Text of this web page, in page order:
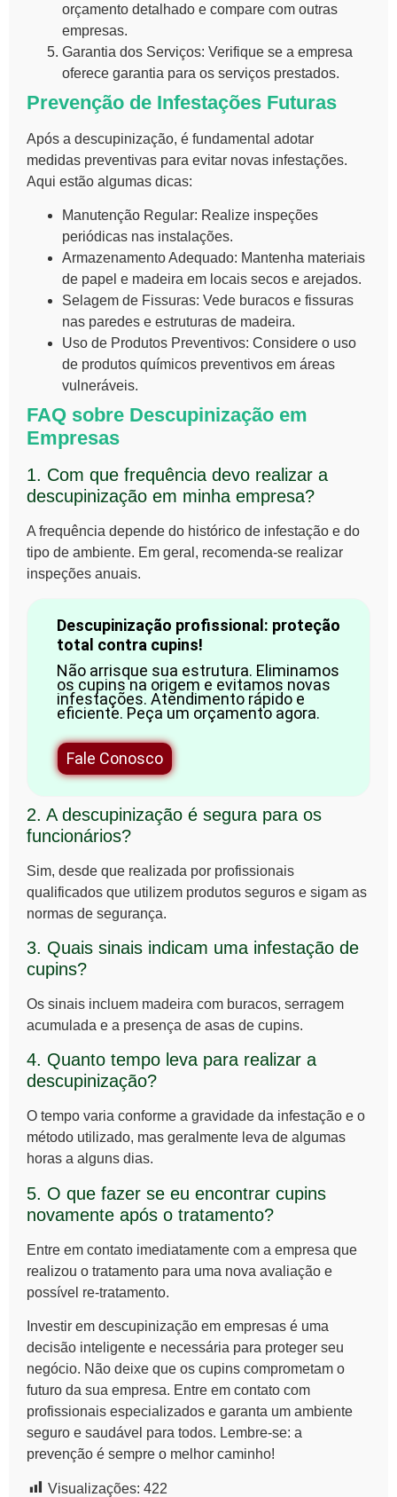
orçamento detalhado e compare com outras
empresas.
Garantia dos Serviços: Verifique se a empresa
oferece garantia para os serviços prestados.
Prevenção de Infestações Futuras
Após a descupinização, é fundamental adotar
medidas preventivas para evitar novas infestações.
Aqui estão algumas dicas:
Manutenção Regular: Realize inspeções
periódicas nas instalações.
Armazenamento Adequado: Mantenha materiais
de papel e madeira em locais secos e arejados.
Selagem de Fissuras: Vede buracos e fissuras
nas paredes e estruturas de madeira.
Uso de Produtos Preventivos: Considere o uso
de produtos químicos preventivos em áreas
vulneráveis.
FAQ sobre Descupinização em
Empresas
1. Com que frequência devo realizar a
descupinização em minha empresa?
A frequência depende do histórico de infestação e do
tipo de ambiente. Em geral, recomenda-se realizar
inspeções anuais.
Descupinização profissional: proteção
total contra cupins!
Não arrisque sua estrutura. Eliminamos
os cupins na origem e evitamos novas
infestações. Atendimento rápido e
eficiente. Peça um orçamento agora.
Fale Conosco
2. A descupinização é segura para os
funcionários?
Sim, desde que realizada por profissionais
qualificados que utilizem produtos seguros e sigam as
normas de segurança.
3. Quais sinais indicam uma infestação de
cupins?
Os sinais incluem madeira com buracos, serragem
acumulada e a presença de asas de cupins.
4. Quanto tempo leva para realizar a
descupinização?
O tempo varia conforme a gravidade da infestação e o
método utilizado, mas geralmente leva de algumas
horas a alguns dias.
5. O que fazer se eu encontrar cupins
novamente após o tratamento?
Entre em contato imediatamente com a empresa que
realizou o tratamento para uma nova avaliação e
possível re-tratamento.
Investir em descupinização em empresas é uma
decisão inteligente e necessária para proteger seu
negócio. Não deixe que os cupins comprometam o
futuro da sua empresa. Entre em contato com
profissionais especializados e garanta um ambiente
seguro e saudável para todos. Lembre-se: a
prevenção é sempre o melhor caminho!
Visualizações: 422